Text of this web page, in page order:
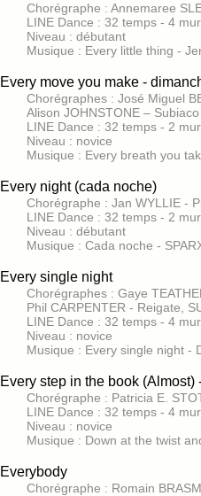
Chorégraphe : Annemaree
LINE Dance : 32 temps - 4
Niveau : débutant
Musique : Every little thing -
Every move you make -
Chorégraphes : José Miguel
Alison JOHNSTONE –
LINE Dance : 32 temps - 2
Niveau : novice
Musique : Every breath you
Every night (cada noche)
Chorégraphe : Jan WYLLIE -
LINE Dance : 32 temps - 2
Niveau : débutant
Musique : Cada noche -
Every single night
Chorégraphes : Gaye
Phil CARPENTER - Reigate,
LINE Dance : 32 temps - 4
Niveau : novice
Musique : Every single night -
Every step in the book
Chorégraphe : Patricia E.
LINE Dance : 32 temps - 4
Niveau : novice
Musique : Down at the twist
Everybody
Chorégraphe : Romain